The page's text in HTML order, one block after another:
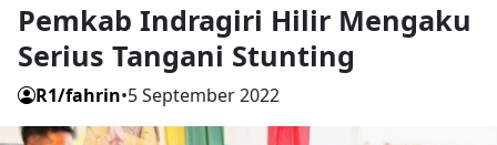
Pemkab Indragiri Hilir Mengaku
Serius Tangani Stunting
R1/fahrin•5 September 2022